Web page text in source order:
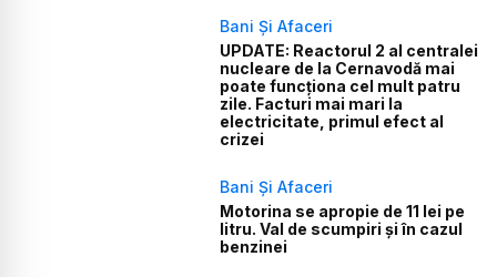
Bani Și Afaceri
UPDATE: Reactorul 2 al centralei
nucleare de la Cernavodă mai
poate funcționa cel mult patru
zile. Facturi mai mari la
electricitate, primul efect al
crizei
Bani Și Afaceri
Motorina se apropie de 11 lei pe
litru. Val de scumpiri și în cazul
benzinei